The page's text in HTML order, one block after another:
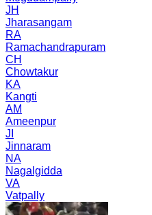
JH
Jharasangam
RA
Ramachandrapuram
CH
Chowtakur
KA
Kangti
AM
Ameenpur
JI
Jinnaram
NA
Nagalgidda
VA
Vatpally